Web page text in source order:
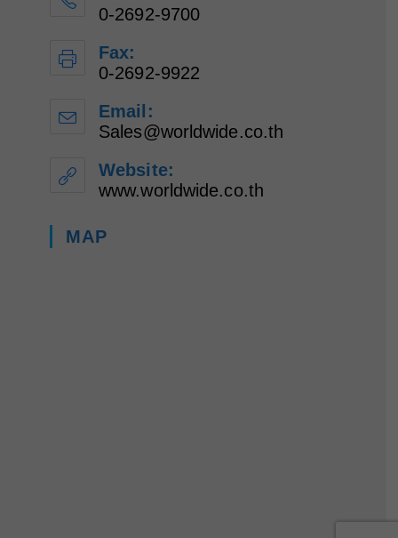
0-2692-9700
Fax:
0-2692-9922
Email:
Sales@worldwide.co.th
Website:
www.worldwide.co.th
MAP